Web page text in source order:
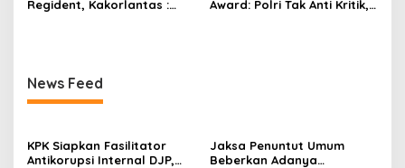
Regident, Kakorlantas :
Award: Polri Tak Anti Kritik,
News Feed
KPK Siapkan Fasilitator
Antikorupsi Internal DJP,
Jaksa Penuntut Umum
Beberkan Adanya